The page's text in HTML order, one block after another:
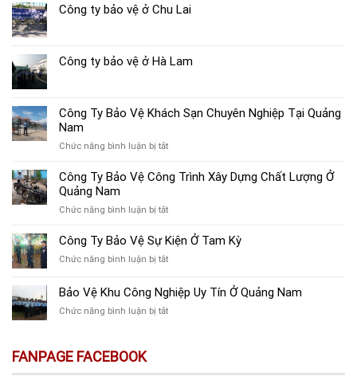
Công ty bảo vệ ở Chu Lai
Công ty bảo vệ ở Hà Lam
Công Ty Bảo Vệ Khách Sạn Chuyên Nghiệp Tại Quảng
Nam
Chức năng bình luận bị tắtở
Ty
Bảo
Khách
Chuyên
Nam
Công Ty Bảo Vệ Công Trình Xây Dựng Chất Lượng Ở
Quảng Nam
Chức năng bình luận bị tắtở
Ty
Bảo
Vệ
Trình
Dựng
Quảng
Công Ty Bảo Vệ Sự Kiện Ở Tam Kỳ
Chức năng bình luận bị tắtở
Ty
Bảo
Vệ
Bảo Vệ Khu Công Nghiệp Uy Tín Ở Quảng Nam
Chức năng bình luận bị tắtở
Nghiệp
FANPAGE FACEBOOK